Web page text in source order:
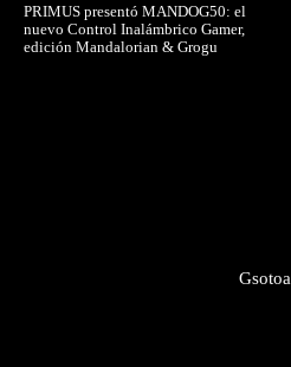
PRIMUS presentó MANDOG50: el
nuevo Control Inalámbrico Gamer,
edición Mandalorian & Grogu
Gsotoa